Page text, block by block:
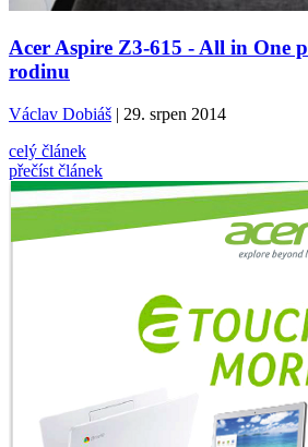
Acer Aspire Z3-615 - All in One
rodinu
Václav Dobiáš| 29. srpen 2014
celý článek
přečíst článek